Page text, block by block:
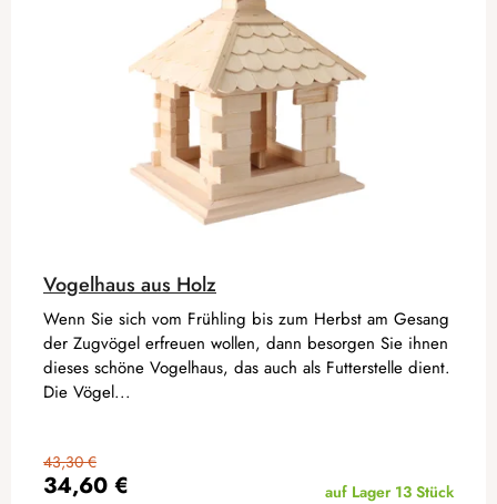
Vogelhaus aus Holz
34,60 €
43,30 €
auf Lager 13 Stück
Wenn Sie sich vom Frühling bis zum Herbst am Gesang
der Zugvögel erfreuen wollen, dann besorgen Sie ihnen
dieses schöne Vogelhaus, das auch als Futterstelle dient.
Die Vögel...